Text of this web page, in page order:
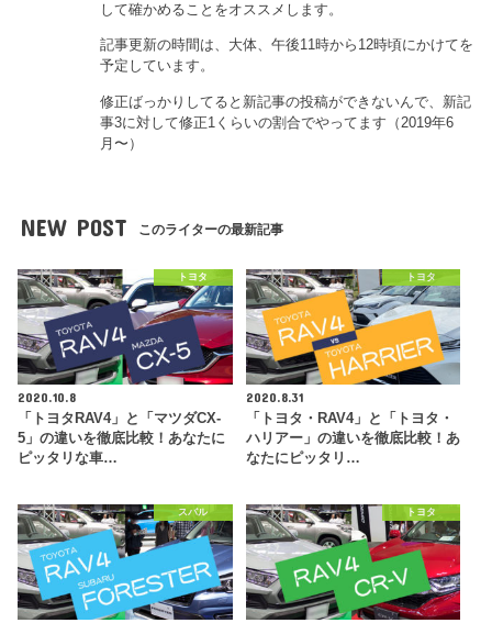
して確かめることをオススメします。
記事更新の時間は、大体、午後11時から12時頃にかけてを
予定しています。
修正ばっかりしてると新記事の投稿ができないんで、新記
事3に対して修正1くらいの割合でやってます（2019年6
月〜）
NEW POST このライターの最新記事
トヨタ
2020.10.8
「トヨタRAV4」と「マツダCX-
5」の違いを徹底比較！あなたに
ピッタリな車…
トヨタ
2020.8.31
「トヨタ・RAV4」と「トヨタ・
ハリアー」の違いを徹底比較！あ
なたにピッタリ…
スバル トヨタ